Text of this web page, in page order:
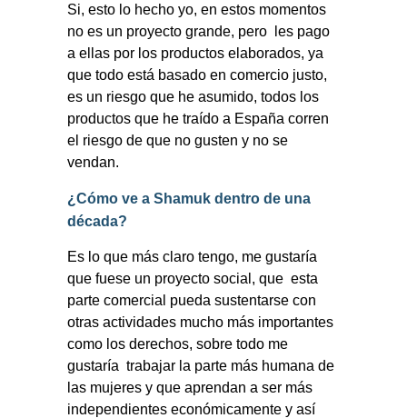
Si, esto lo hecho yo, en estos momentos
no es un proyecto grande, pero
les pago
a ellas por los productos elaborados, ya
que todo está basado en comercio justo,
es un riesgo que he asumido, todos los
productos que he traído a España corren
el riesgo de que no gusten y no se
vendan.
¿Cómo ve a Shamuk dentro de una
década?
Es lo que más claro tengo, me gustaría
que fuese un proyecto social, que esta
parte comercial pueda sustentarse con
otras actividades mucho más importantes
como los derechos, sobre todo me
gustaría trabajar la parte más humana de
las mujeres y que aprendan a ser más
independientes económicamente y así